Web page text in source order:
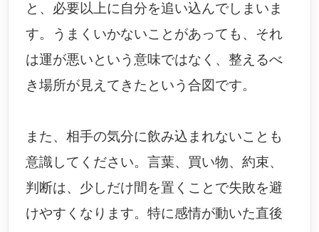
と、必要以上に自分を追い込んでしまいま
す。うまくいかないことがあっても、それ
は運が悪いという意味ではなく、整えるべ
き場所が見えてきたという合図です。
また、相手の気分に飲み込まれないことも
意識してください。言葉、買い物、約束、
判断は、少しだけ間を置くことで失敗を避
けやすくなります。特に感情が動いた直後